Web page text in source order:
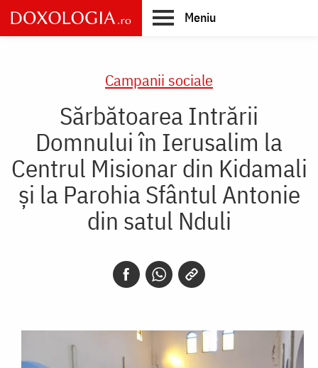
Skip
to
main
Meniu
Campanii sociale
Sărbătoarea Intrării
Domnului în Ierusalim la
Centrul Misionar din Kidamali
şi la Parohia Sfântul Antonie
din satul Nduli